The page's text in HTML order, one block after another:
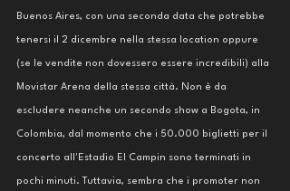
Buenos Aires, con una seconda data che potrebbe
tenersi il 2 dicembre nella stessa location oppure
(se le vendite non dovessero essere incredibili) alla
Movistar Arena della stessa città. Non è da
escludere neanche un secondo show a Bogota, in
Colombia, dal momento che i 50.000 biglietti per il
concerto all'Estadio El Campin sono terminati in
pochi minuti. Tuttavia, sembra che i promoter non